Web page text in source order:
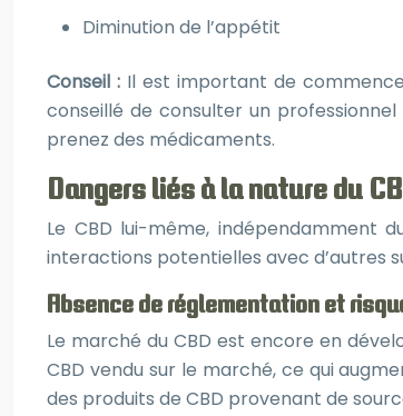
Diminution de l’appétit
Conseil : Il est important de
conseillé de consulter un
prenez des médicaments.
Dangers liés à la nature du
Le CBD lui-même, indépendamment
interactions potentielles avec d’autres
Absence de réglementation et
Le marché du CBD est encore en
CBD vendu sur le marché, ce qui
des produits de CBD provenant de